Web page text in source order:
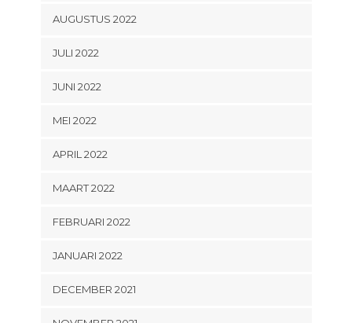
AUGUSTUS 2022
JULI 2022
JUNI 2022
MEI 2022
APRIL 2022
MAART 2022
FEBRUARI 2022
JANUARI 2022
DECEMBER 2021